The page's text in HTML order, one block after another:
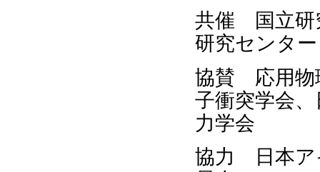
共催 国立研
研究センター
協賛 応用物
子衝突学会
力学会
協力 日本ア